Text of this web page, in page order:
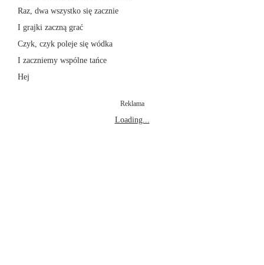
Raz, dwa wszystko się zacznie
I grajki zaczną grać
Czyk, czyk poleje się wódka
I zaczniemy wspólne tańce
Hej
Reklama
Loading...